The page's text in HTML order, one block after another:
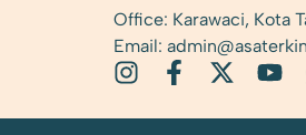
Office: Karawaci, Kota
Email: